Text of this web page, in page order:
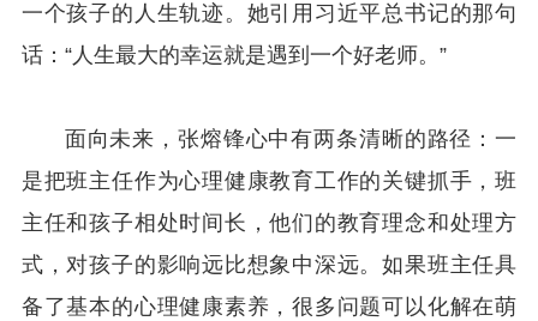
一个孩子的人生轨迹。她引用习近平总书记的那句
话：“人生最大的幸运就是遇到一个好老师。”
面向未来，张熔锋心中有两条清晰的路径：一
是把班主任作为心理健康教育工作的关键抓手，班
主任和孩子相处时间长，他们的教育理念和处理方
式，对孩子的影响远比想象中深远。如果班主任具
备了基本的心理健康素养，很多问题可以化解在萌